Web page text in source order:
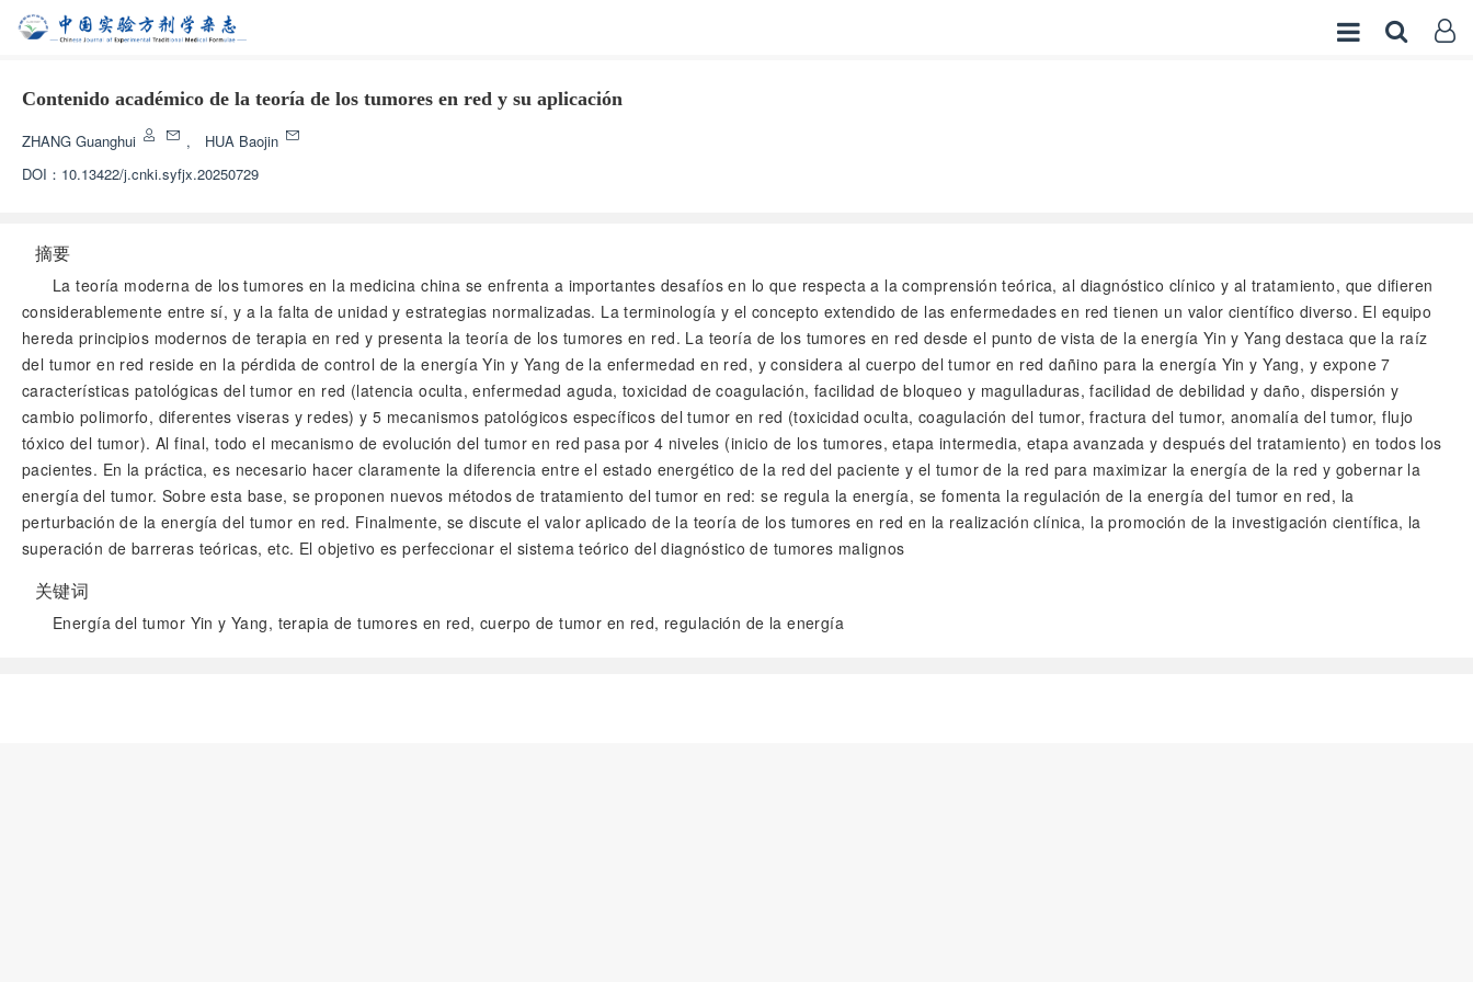
Contenido académico de la teoría de los tumores en red y su aplicación
ZHANG Guanghui ,
HUA Baojin
DOI： 10.13422/j.cnki.syfjx.20250729
摘要
La teoría moderna de los tumores en la medicina china se enfrenta a importantes desafíos en lo que respecta a la comprensión teórica, al diagnóstico clínico y al tratamiento, que difieren
considerablemente entre sí, y a la falta de unidad y estrategias normalizadas. La terminología y el concepto extendido de las enfermedades en red tienen un valor científico diverso. El equipo
hereda principios modernos de terapia en red y presenta la teoría de los tumores en red. La teoría de los tumores en red desde el punto de vista de la energía Yin y Yang destaca que la raíz
del tumor en red reside en la pérdida de control de la energía Yin y Yang de la enfermedad en red, y considera al cuerpo del tumor en red dañino para la energía Yin y Yang, y expone 7
características patológicas del tumor en red (latencia oculta, enfermedad aguda, toxicidad de coagulación, facilidad de bloqueo y magulladuras, facilidad de debilidad y daño, dispersión y
cambio polimorfo, diferentes viseras y redes) y 5 mecanismos patológicos específicos del tumor en red (toxicidad oculta, coagulación del tumor, fractura del tumor, anomalía del tumor, flujo
tóxico del tumor). Al final, todo el mecanismo de evolución del tumor en red pasa por 4 niveles (inicio de los tumores, etapa intermedia, etapa avanzada y después del tratamiento) en todos los
pacientes. En la práctica, es necesario hacer claramente la diferencia entre el estado energético de la red del paciente y el tumor de la red para maximizar la energía de la red y gobernar la
energía del tumor. Sobre esta base, se proponen nuevos métodos de tratamiento del tumor en red: se regula la energía, se fomenta la regulación de la energía del tumor en red, la
perturbación de la energía del tumor en red. Finalmente, se discute el valor aplicado de la teoría de los tumores en red en la realización clínica, la promoción de la investigación científica, la
superación de barreras teóricas, etc. El objetivo es perfeccionar el sistema teórico del diagnóstico de tumores malignos
关键词
Energía del tumor Yin y Yang, terapia de tumores en red, cuerpo de tumor en red, regulación de la energía